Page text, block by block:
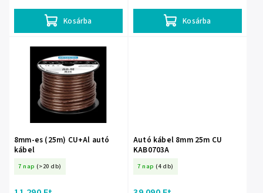
Kosárba Kosárba
8mm-es (25m) CU+Al autó
kábel
7 nap (>20 db)
Autó kábel 8mm 25m CU
KAB0703A
7 nap (4 db)